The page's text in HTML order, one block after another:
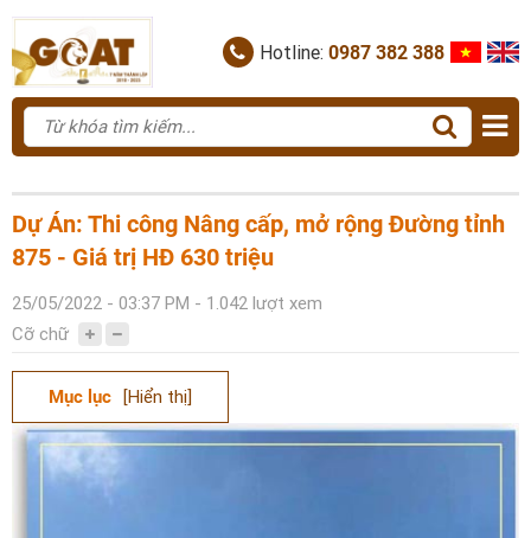
Hotline: 0987 382 388
Dự Án: Thi công Nâng cấp, mở rộng Đường tỉnh
875 - Giá trị HĐ 630 triệu
25/05/2022 - 03:37 PM - 1.042 lượt xem
Cỡ chữ
Mục lục [Hiển thị]